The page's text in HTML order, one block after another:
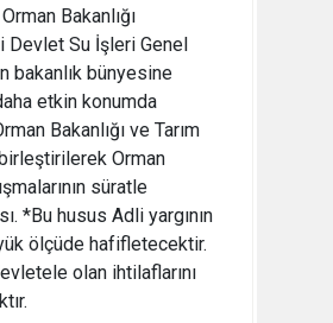
Bakanlığı
Devlet Su İşleri Genel
bakanlık bünyesine
etkin konumda
Bakanlığı ve Tarım
birleştirilerek Orman
süratle
*Bu husus Adli yargının
ölçüde hafifletecektir.
olan ihtilaflarını